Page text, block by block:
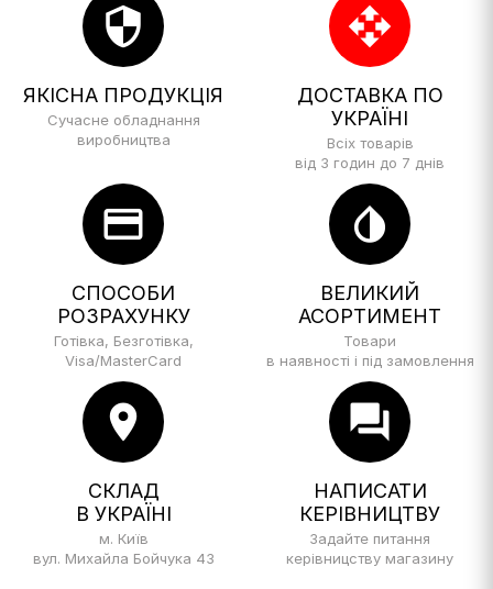
security
ЯКІСНА ПРОДУКЦІЯ
Сучасне обладнання
виробництва
open_with
ДОСТАВКА ПО
УКРАЇНІ
Всіх товарів
від 3 годин до 7 днів
credit_card
СПОСОБИ
РОЗРАХУНКУ
Готівка, Безготівка,
Visa/MasterCard
invert_colors
ВЕЛИКИЙ
АСОРТИМЕНТ
Товари
в наявності і під замовлення
location_on
СКЛАД
В УКРАЇНІ
м. Київ
вул. Михайла Бойчука 43
forum
НАПИСАТИ
КЕРІВНИЦТВУ
Задайте питання
керівницству магазину